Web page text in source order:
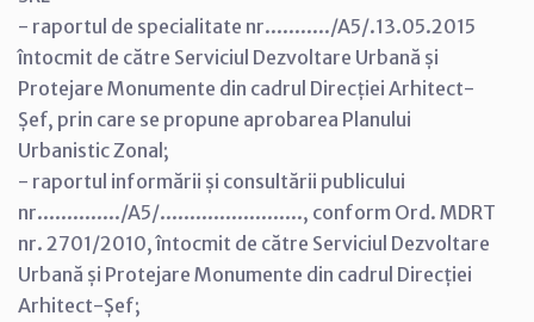
- raportul de specialitate nr.........../A5/.13.05.2015
întocmit de către Serviciul Dezvoltare Urbană și
Protejare Monumente din cadrul Direcției Arhitect-
Șef, prin care se propune aprobarea Planului
Urbanistic Zonal;
- raportul informării și consultării publicului
nr............../A5/........................, conform Ord. MDRT
nr. 2701/2010, întocmit de către Serviciul Dezvoltare
Urbană și Protejare Monumente din cadrul Direcției
Arhitect-Șef;